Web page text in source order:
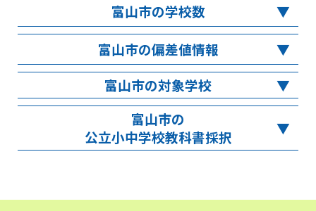
富山市の学校数
富山市の偏差値情報
富山市の対象学校
富山市の
公立小中学校教科書採択